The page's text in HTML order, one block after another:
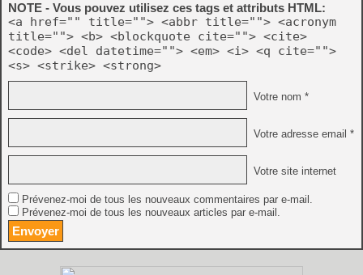
NOTE - Vous pouvez utilisez ces tags et attributs HTML:
<a href="" title=""> <abbr title=""> <acronym
title=""> <b> <blockquote cite=""> <cite>
<code> <del datetime=""> <em> <i> <q cite="">
<s> <strike> <strong>
Votre nom *
Votre adresse email *
Votre site internet
Prévenez-moi de tous les nouveaux commentaires par e-mail.
Prévenez-moi de tous les nouveaux articles par e-mail.